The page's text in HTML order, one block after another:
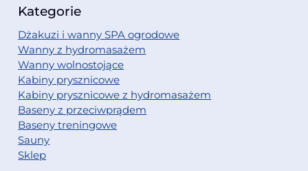
Kategorie
Dżakuzi i wanny SPA ogrodowe
Wanny z hydromasażem
Wanny wolnostojące
Kabiny prysznicowe
Kabiny prysznicowe z hydromasażem
Baseny z przeciwprądem
Baseny treningowe
Sauny
Sklep